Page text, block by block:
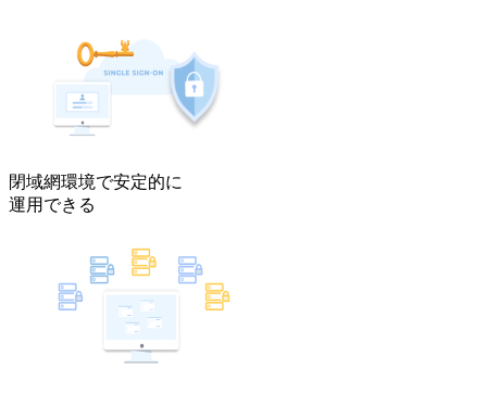
閉域網環境で安定的に
運用できる